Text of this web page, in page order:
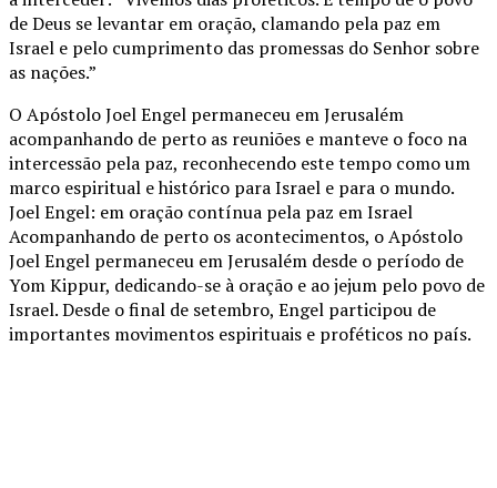
de Deus se levantar em oração, clamando pela paz em
Israel e pelo cumprimento das promessas do Senhor sobre
as nações.”
O Apóstolo Joel Engel permaneceu em Jerusalém
acompanhando de perto as reuniões e manteve o foco na
intercessão pela paz, reconhecendo este tempo como um
marco espiritual e histórico para Israel e para o mundo.
Joel Engel: em oração contínua pela paz em Israel
Acompanhando de perto os acontecimentos, o Apóstolo
Joel Engel permaneceu em Jerusalém desde o período de
Yom Kippur, dedicando-se à oração e ao jejum pelo povo de
Israel. Desde o final de setembro, Engel participou de
importantes movimentos espirituais e proféticos no país.